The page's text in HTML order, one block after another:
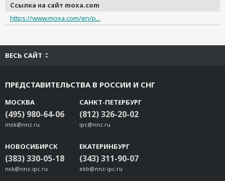
Ссылка на сайт moxa.com
https://www.moxa.com/en/p...
ВЕСЬ САЙТ
ПРЕДСТАВИТЕЛЬСТВА В РОССИИ И СНГ
МОСКВА
(495) 980-64-06
msk@nnz.ru
САНКТ-ПЕТЕРБУРГ
(812) 326-20-02
ipc@nnz.ru
НОВОСИБИРСК
(383) 330-05-18
nsk@nnz-ipc.ru
ЕКАТЕРИНБУРГ
(343) 311-90-07
ekb@nnz-ipc.ru